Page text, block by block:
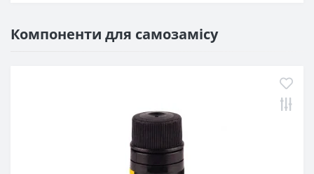
Компоненти для самозамісу